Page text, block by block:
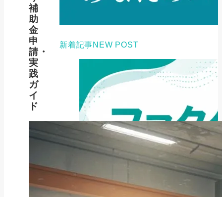
補
助
金
申
請・
実
践
ガ
イ
ド
新着記事NEW POST